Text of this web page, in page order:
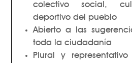
colectivo social,
deportivo del pueblo
Abierto a las
toda la ciudadanía
Plural y